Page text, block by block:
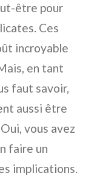
être pour
Ces
incroyable
en tant
faut savoir,
aussi être
vous avez
faire un
implications.